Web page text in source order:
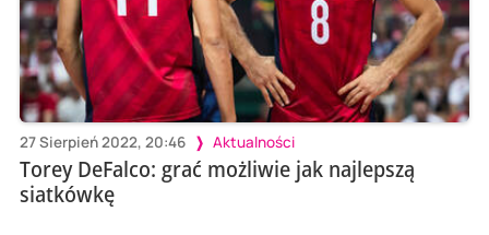
27 Sierpień 2022, 20:46 Aktualności
Torey DeFalco: grać możliwie jak najlepszą
siatkówkę